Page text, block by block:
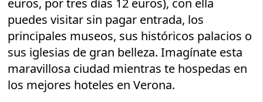
euros, por tres días 12 euros), con ella
puedes visitar sin pagar entrada, los
principales museos, sus históricos palacios o
sus iglesias de gran belleza. Imagínate esta
maravillosa ciudad mientras te hospedas en
los mejores hoteles en Verona.